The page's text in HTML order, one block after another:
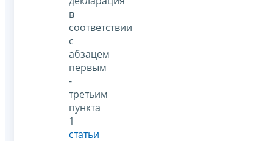
в
соответствии
с
абзацем
первым
-
третьим
пункта
1
статьи